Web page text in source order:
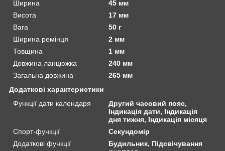
Ширина
45 мм
Висота
17 мм
Вага
50 г
Ширина ремінця
2 мм
Товщина
1 мм
Довжина ланцюжка
240 мм
Загальна довжина
265 мм
Додаткові характеристики
Функції дати календаря
Другий часовий пояс,
Індикація дати, Індикація
дня тижня, Індикація місяця
Спорт-функції
Секундомір
Додаткові функції
Будильник, Підсвічування